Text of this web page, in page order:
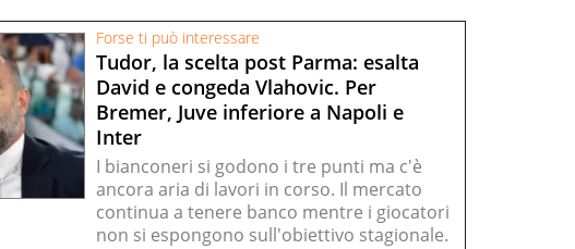
Forse ti può interessare
Tudor, la scelta post Parma: esalta
David e congeda Vlahovic. Per
Bremer, Juve inferiore a Napoli e
Inter
I bianconeri si godono i tre punti ma c'è
ancora aria di lavori in corso. Il mercato
continua a tenere banco mentre i giocatori
non si espongono sull'obiettivo stagionale.